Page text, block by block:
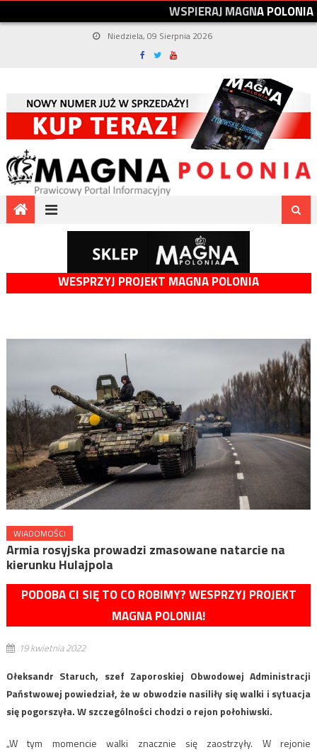
WSPIERAJMAGNAPOLONIA
Niedziela, 09 Sierpnia 2026
WESPRZYJ PROJEKT MAGNA POLONIA
WIADOMOŚCI
Armia rosyjska prowadzi zmasowane natarcie na
kierunku Hulajpola
PODOBA CI SIĘ TO CO ROBIMY? WESPRZYJ PROJEKT
MAGNA POLONIA!
19 kwietnia 2022
Ołeksandr Staruch, szef Zaporoskiej Obwodowej Administracji
Państwowej powiedział, że w obwodzie nasiliły się walki i sytuacja
się pogorszyła. W szczególności chodzi o rejon połohiwski.
„W tym momencie walki znacznie się zaostrzyły. W rejonie